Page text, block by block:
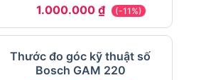
1.000.000 ₫ (-11%)
Thước đo góc kỹ thuật số
Bosch GAM 220